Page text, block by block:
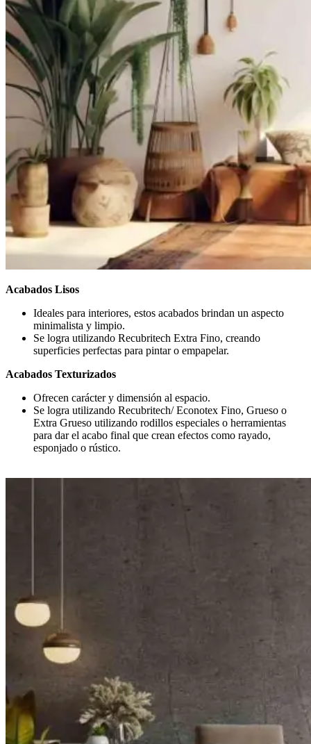
Acabados Lisos
Ideales para interiores, estos acabados brindan un aspecto
minimalista y limpio.
Se logra utilizando Recubritech Extra Fino, creando
superficies perfectas para pintar o empapelar.
Acabados Texturizados
Ofrecen carácter y dimensión al espacio.
Se logra utilizando Recubritech/ Econotex Fino, Grueso o
Extra Grueso utilizando rodillos especiales o herramientas
para dar el acabo final que crean efectos como rayado,
esponjado o rústico.